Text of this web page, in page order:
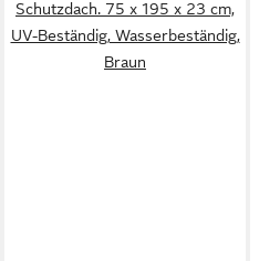
Schutzdach. 75 x 195 x 23 cm,
UV-Beständig, Wasserbeständig,
Braun